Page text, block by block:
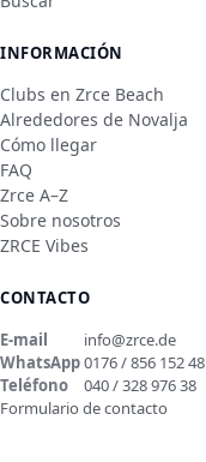
INFORMACIÓN
Clubs en Zrce Beach
Alrededores de Novalja
Cómo llegar
FAQ
Zrce A–Z
Sobre nosotros
ZRCE Vibes
CONTACTO
E-mail
info@zrce.de
WhatsApp0176 / 856 152 48
Teléfono
040 / 328 976 38
Formulario de contacto